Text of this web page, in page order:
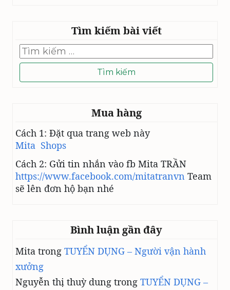
H
Y
V
Tìm kiếm bài viết
Tìm
kiếm
cho:
Mua hàng
Cách 1: Đặt qua trang web này
Mita Shops
Cách 2: Gửi tin nhắn vào fb Mita TRẦN
https://www.facebook.com/mitatranvn Team
sẽ lên đơn hộ bạn nhé
Bình luận gần đây
Mita trong TUYỂN DỤNG – Người vận hành
xưởng
Nguyễn thị thuỳ dung trong TUYỂN DỤNG –